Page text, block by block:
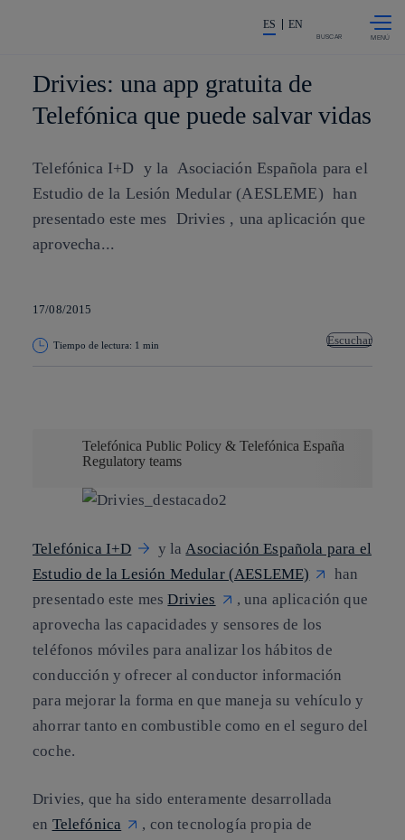
La acción en accionistas e
ES EN
BUSCAR
Drivies: una app gratuita de
Telefónica que puede salvar vidas
Telefónica I+D y la Asociación Española para el
Estudio de la Lesión Medular (AESLEME) han
presentado este mes Drivies , una aplicación que
aprovecha...
17/08/2015
Tiempo de lectura: 1 min Escuchar
Telefónica Public Policy & Telefónica España
Regulatory teams
Telefónica I+D y la Asociación Española para el
Estudio de la Lesión Medular (AESLEME)
han
presentado este mesDrivies
, una aplicación que
aprovecha las capacidades y sensores de los
teléfonos móviles para analizar los hábitos de
conducción y ofrecer al conductor información
para mejorar la forma en que maneja su vehículo y
ahorrar tanto en combustible como en el seguro del
coche.
Drivies, que ha sido enteramente desarrollada
en Telefónica
, con tecnología propia de